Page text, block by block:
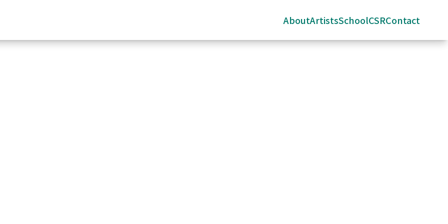
AboutArtistsSchoolCSRContact